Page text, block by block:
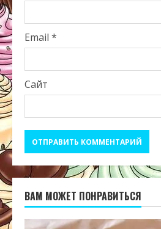
Email *
Сайт
ВАМ МОЖЕТ ПОНРАВИТЬСЯ